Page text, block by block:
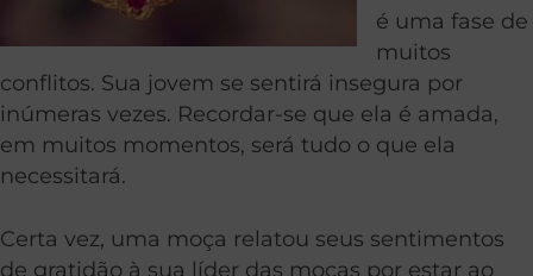
é uma fase de
muitos
conflitos. Sua jovem se sentirá insegura por
inúmeras vezes. Recordar-se que ela é amada,
em muitos momentos, será tudo o que ela
necessitará.
Certa vez, uma moça relatou seus sentimentos
de gratidão à sua líder das moças por estar ao